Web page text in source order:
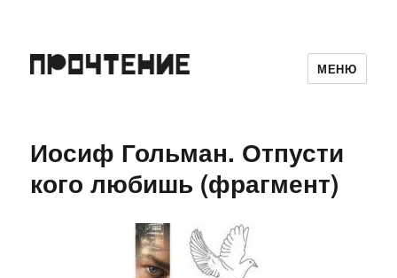
МЕНЮ
Иосиф Гольман. Отпусти
кого любишь (фрагмент)